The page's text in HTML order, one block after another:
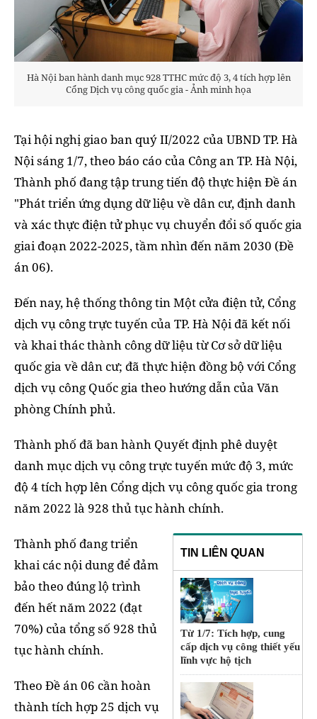
Hà Nội ban hành danh mục 928 TTHC mức độ 3, 4 tích hợp lên
Cổng Dịch vụ công quốc gia - Ảnh minh họa
Tại hội nghị giao ban quý II/2022 của UBND TP. Hà
Nội sáng 1/7, theo báo cáo của Công an TP. Hà Nội,
Thành phố đang tập trung tiến độ thực hiện Đề án
"Phát triển ứng dụng dữ liệu về dân cư, định danh
và xác thực điện tử phục vụ chuyển đổi số quốc gia
giai đoạn 2022-2025, tầm nhìn đến năm 2030 (Đề
án 06).
Đến nay, hệ thống thông tin Một cửa điện tử, Cổng
dịch vụ công trực tuyến của TP. Hà Nội đã kết nối
và khai thác thành công dữ liệu từ Cơ sở dữ liệu
quốc gia về dân cư; đã thực hiện đồng bộ với Cổng
dịch vụ công Quốc gia theo hướng dẫn của Văn
phòng Chính phủ.
Thành phố đã ban hành Quyết định phê duyệt
danh mục dịch vụ công trực tuyến mức độ 3, mức
độ 4 tích hợp lên Cổng dịch vụ công quốc gia trong
năm 2022 là 928 thủ tục hành chính.
TIN LIÊN QUAN
Từ 1/7: Tích hợp, cung
cấp dịch vụ công thiết yếu
lĩnh vực hộ tịch
Thành phố đang triển
khai các nội dung để đảm
bảo theo đúng lộ trình
đến hết năm 2022 (đạt
70%) của tổng số 928 thủ
tục hành chính.
Theo Đề án 06 cần hoàn
thành tích hợp 25 dịch vụ